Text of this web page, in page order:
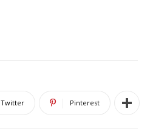
Twitter Pinterest